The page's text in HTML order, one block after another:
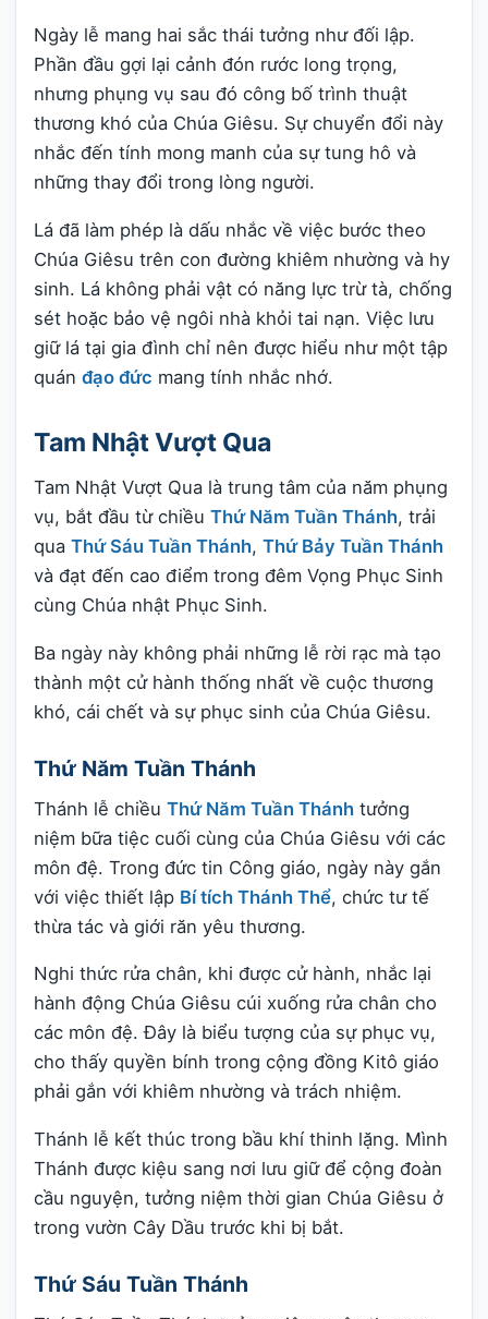
Ngày lễ mang hai sắc thái tưởng như đối lập.
Phần đầu gợi lại cảnh đón rước long trọng,
nhưng phụng vụ sau đó công bố trình thuật
thương khó của Chúa Giêsu. Sự chuyển đổi này
nhắc đến tính mong manh của sự tung hô và
những thay đổi trong lòng người.
Lá đã làm phép là dấu nhắc về việc bước theo
Chúa Giêsu trên con đường khiêm nhường và hy
sinh. Lá không phải vật có năng lực trừ tà, chống
sét hoặc bảo vệ ngôi nhà khỏi tai nạn. Việc lưu
giữ lá tại gia đình chỉ nên được hiểu như một tập
quán đạo đức mang tính nhắc nhớ.
Tam Nhật Vượt Qua
Tam Nhật Vượt Qua là trung tâm của năm phụng
vụ, bắt đầu từ chiều Thứ Năm Tuần Thánh, trải
qua Thứ Sáu Tuần Thánh, Thứ Bảy Tuần Thánh
và đạt đến cao điểm trong đêm Vọng Phục Sinh
cùng Chúa nhật Phục Sinh.
Ba ngày này không phải những lễ rời rạc mà tạo
thành một cử hành thống nhất về cuộc thương
khó, cái chết và sự phục sinh của Chúa Giêsu.
Thứ Năm Tuần Thánh
Thánh lễ chiều Thứ Năm Tuần Thánh tưởng
niệm bữa tiệc cuối cùng của Chúa Giêsu với các
môn đệ. Trong đức tin Công giáo, ngày này gắn
với việc thiết lập Bí tích Thánh Thể, chức tư tế
thừa tác và giới răn yêu thương.
Nghi thức rửa chân, khi được cử hành, nhắc lại
hành động Chúa Giêsu cúi xuống rửa chân cho
các môn đệ. Đây là biểu tượng của sự phục vụ,
cho thấy quyền bính trong cộng đồng Kitô giáo
phải gắn với khiêm nhường và trách nhiệm.
Thánh lễ kết thúc trong bầu khí thinh lặng. Mình
Thánh được kiệu sang nơi lưu giữ để cộng đoàn
cầu nguyện, tưởng niệm thời gian Chúa Giêsu ở
trong vườn Cây Dầu trước khi bị bắt.
Thứ Sáu Tuần Thánh